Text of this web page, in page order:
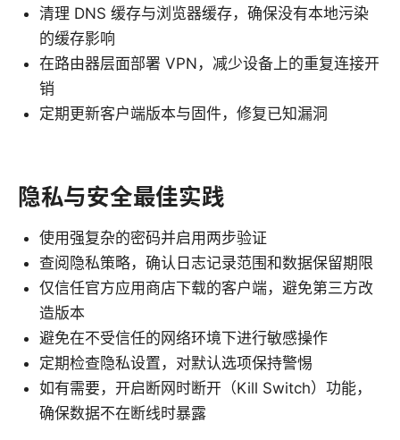
清理 DNS 缓存与浏览器缓存，确保没有本地污染
的缓存影响
在路由器层面部署 VPN，减少设备上的重复连接开
销
定期更新客户端版本与固件，修复已知漏洞
隐私与安全最佳实践
使用强复杂的密码并启用两步验证
查阅隐私策略，确认日志记录范围和数据保留期限
仅信任官方应用商店下载的客户端，避免第三方改
造版本
避免在不受信任的网络环境下进行敏感操作
定期检查隐私设置，对默认选项保持警惕
如有需要，开启断网时断开（Kill Switch）功能，
确保数据不在断线时暴露